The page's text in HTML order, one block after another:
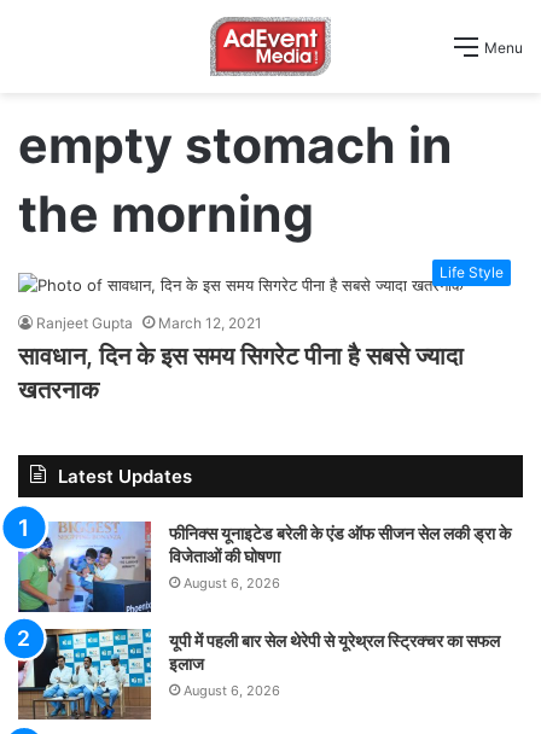
Menu
empty stomach in
the morning
Life Style
Ranjeet Gupta March 12, 2021
सावधान, दिन के इस समय सिगरेट पीना है सबसे ज्यादा
खतरनाक
Latest Updates
फीनिक्स यूनाइटेड बरेली के एंड ऑफ सीजन सेल लकी ड्रा के
विजेताओं की घोषणा
August 6, 2026
यूपी में पहली बार सेल थेरेपी से यूरेथ्रल स्ट्रिक्चर का सफल
इलाज
August 6, 2026